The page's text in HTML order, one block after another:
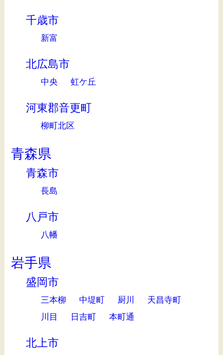
千歳市
新富
北広島市
中央 虹ケ丘
河東郡音更町
柳町北区
青森県
青森市
長島
八戸市
八幡
岩手県
盛岡市
三本柳 中堤町 厨川
天昌寺町
川目
日吉町 本町通
北上市